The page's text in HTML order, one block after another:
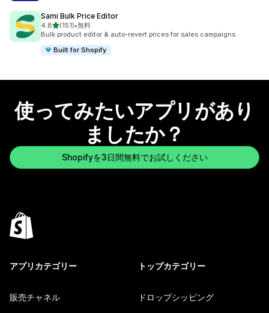
Sami Bulk Price Editor
4.85つ星中
(151)
合計レビュー数：151件
•無料
Bulk product editor & auto-revert prices for sales campaigns
Built for Shopify
使ってみたいアプリがあり
ましたか？
Shopifyを3日間無料でお試しください
アプリカテゴリー
販売チャネル
トップカテゴリー
ドロップシッピング